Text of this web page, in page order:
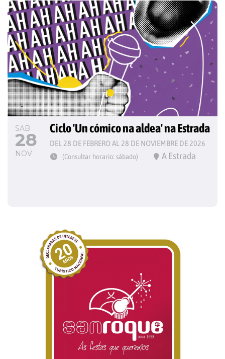
SAB
28
NOV
Ciclo 'Un cómico na aldea' na Estrada
DEL 28 DE FEBRERO AL 28 DE NOVIEMBRE DE 2026
(Consultar horario: sábado) A Estrada